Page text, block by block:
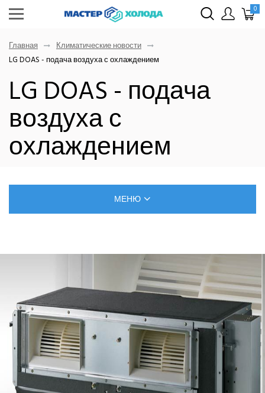
0
Главная
Климатические новости
LG DOAS - подача воздуха с охлаждением
LG DOAS - подача
воздуха с
охлаждением
МЕНЮ
САМОСТОЯТЕЛЬНЫЙ МОНТАЖ КОНДИЦИОНЕРОВ
ПОЗНАВАТЕЛЬНЫЕ СТАТЬИ
ИНВЕРТОРНЫЕ КОНДИЦИОНЕРЫ
СПРАВОЧНЫЕ МАТЕРИАЛЫ
КОНДИЦИОНИРОВАНИЕ СЕРВЕРНОЙ